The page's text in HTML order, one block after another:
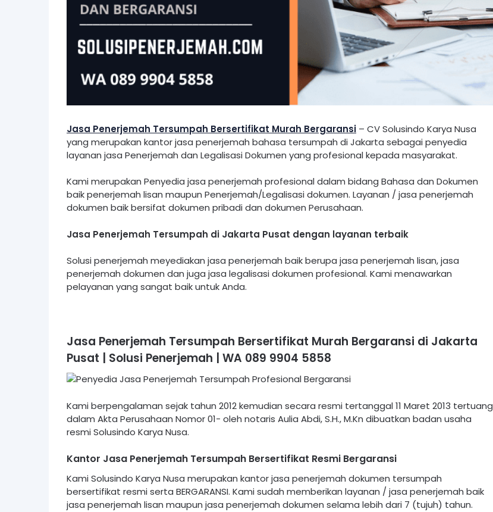
Jasa Penerjemah Tersumpah Bersertifikat Murah Bergaransi – CV Solusindo Karya Nusa
yang merupakan kantor jasa penerjemah bahasa tersumpah di Jakarta sebagai penyedia
layanan jasa Penerjemah dan Legalisasi Dokumen yang profesional kepada masyarakat.
Kami merupakan Penyedia jasa penerjemah profesional dalam bidang Bahasa dan Dokumen
baik penerjemah lisan maupun Penerjemah/Legalisasi dokumen. Layanan / jasa penerjemah
dokumen baik bersifat dokumen pribadi dan dokumen Perusahaan.
Jasa Penerjemah Tersumpah di Jakarta Pusat dengan layanan terbaik
Solusi penerjemah meyediakan jasa penerjemah baik berupa jasa penerjemah lisan, jasa
penerjemah dokumen dan juga jasa legalisasi dokumen profesional. Kami menawarkan
pelayanan yang sangat baik untuk Anda.
Jasa Penerjemah Tersumpah Bersertifikat Murah Bergaransi di Jakarta
Pusat | Solusi Penerjemah
WA 089 9904 5858
Kami berpengalaman sejak tahun 2012 kemudian secara resmi tertanggal 11 Maret 2013 tertuang
dalam Akta Perusahaan Nomor 01- oleh notaris Aulia Abdi, S.H., M.Kn dibuatkan badan usaha
resmi Solusindo Karya Nusa.
Kantor Jasa Penerjemah Tersumpah Bersertifikat Resmi Bergaransi
Kami Solusindo Karya Nusa merupakan kantor jasa penerjemah dokumen tersumpah
bersertifikat resmi serta BERGARANSI. Kami sudah memberikan layanan / jasa penerjemah baik
jasa penerjemah lisan maupun jasa penerjemah dokumen selama lebih dari 7 (tujuh) tahun.